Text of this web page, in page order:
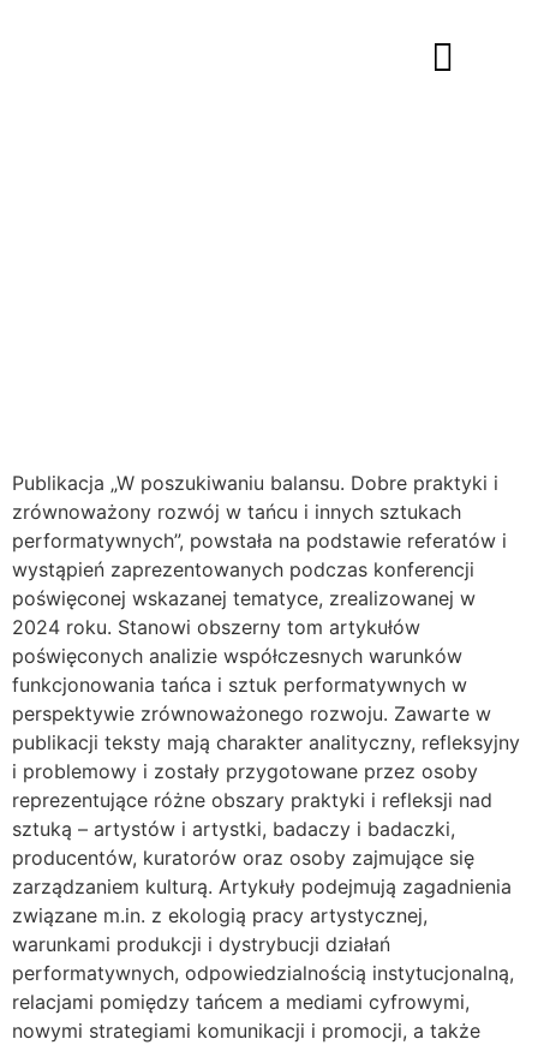
Publikacja „W poszukiwaniu balansu. Dobre praktyki i
zrównoważony rozwój w tańcu i innych sztukach
performatywnych”, powstała na podstawie referatów i
wystąpień zaprezentowanych podczas konferencji
poświęconej wskazanej tematyce, zrealizowanej w
2024 roku. Stanowi obszerny tom artykułów
poświęconych analizie współczesnych warunków
funkcjonowania tańca i sztuk performatywnych w
perspektywie zrównoważonego rozwoju. Zawarte w
publikacji teksty mają charakter analityczny, refleksyjny
i problemowy i zostały przygotowane przez osoby
reprezentujące różne obszary praktyki i refleksji nad
sztuką – artystów i artystki, badaczy i badaczki,
producentów, kuratorów oraz osoby zajmujące się
zarządzaniem kulturą. Artykuły podejmują zagadnienia
związane m.in. z ekologią pracy artystycznej,
warunkami produkcji i dystrybucji działań
performatywnych, odpowiedzialnością instytucjonalną,
relacjami pomiędzy tańcem a mediami cyfrowymi,
nowymi strategiami komunikacji i promocji, a także